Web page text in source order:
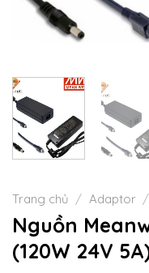
Trang chủ / Adaptor /
Nguồn
(120W 24V